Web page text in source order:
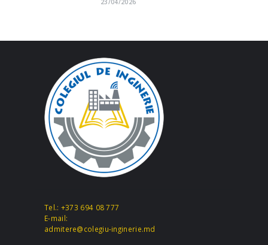
Tel.: +373 694 08 777
E-mail:
admitere@colegiu-inginerie.md